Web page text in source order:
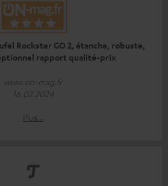
Rockster GO 2, étanche, robuste,
rapport qualité-prix
www.on-mag.fr
16.02.2024
Plus…